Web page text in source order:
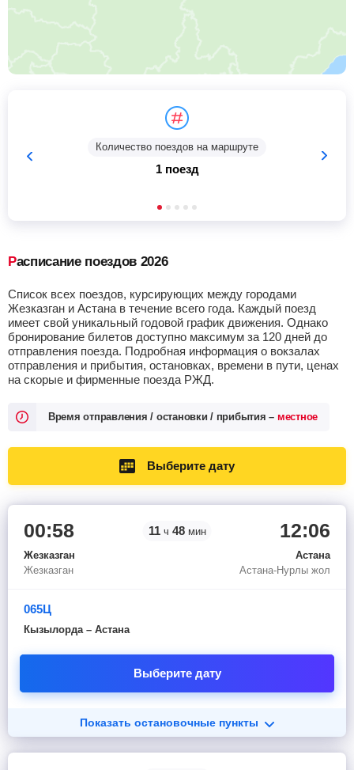
Количество поездов на маршруте
1 поезд
Расписание поездов 2026
Список всех поездов, курсирующих между городами
Жезказган и Астана в течение всего года. Каждый поезд
имеет свой уникальный годовой график движения. Однако
бронирование билетов доступно максимум за 120 дней до
отправления поезда. Подробная информация о вокзалах
отправления и прибытия, остановках, времени в пути, ценах
на скорые и фирменные поезда РЖД.
Время отправления / остановки / прибытия – местное
Выберите дату
00:58
Жезказган
Жезказган
11 ч 48 мин 12:06
Астана
Астана-Нурлы жол
065Ц
Кызылорда – Астана
Выберите дату
Показать остановочные пункты